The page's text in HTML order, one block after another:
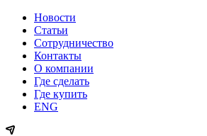
Новости
Статьи
Сотрудничество
Контакты
О компании
Где сделать
Где купить
ENG